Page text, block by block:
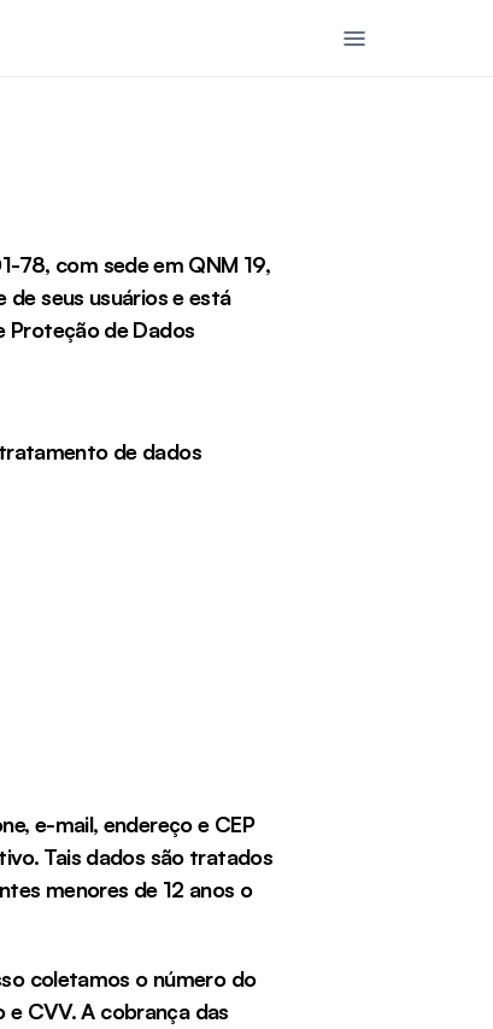
78, com sede em QNM 19,
seus usuários e está
Proteção de Dados
de dados
e-mail, endereço e CEP
Tais dados são tratados
menores de 12 anos o
coletamos o número do
CVV. A cobrança das